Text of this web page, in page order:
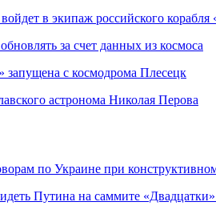
в экипаж российского
за счет данных из космоса
запущена с космодрома Плесецк
астронома Николая Перова
по Украине при
Путина на саммите